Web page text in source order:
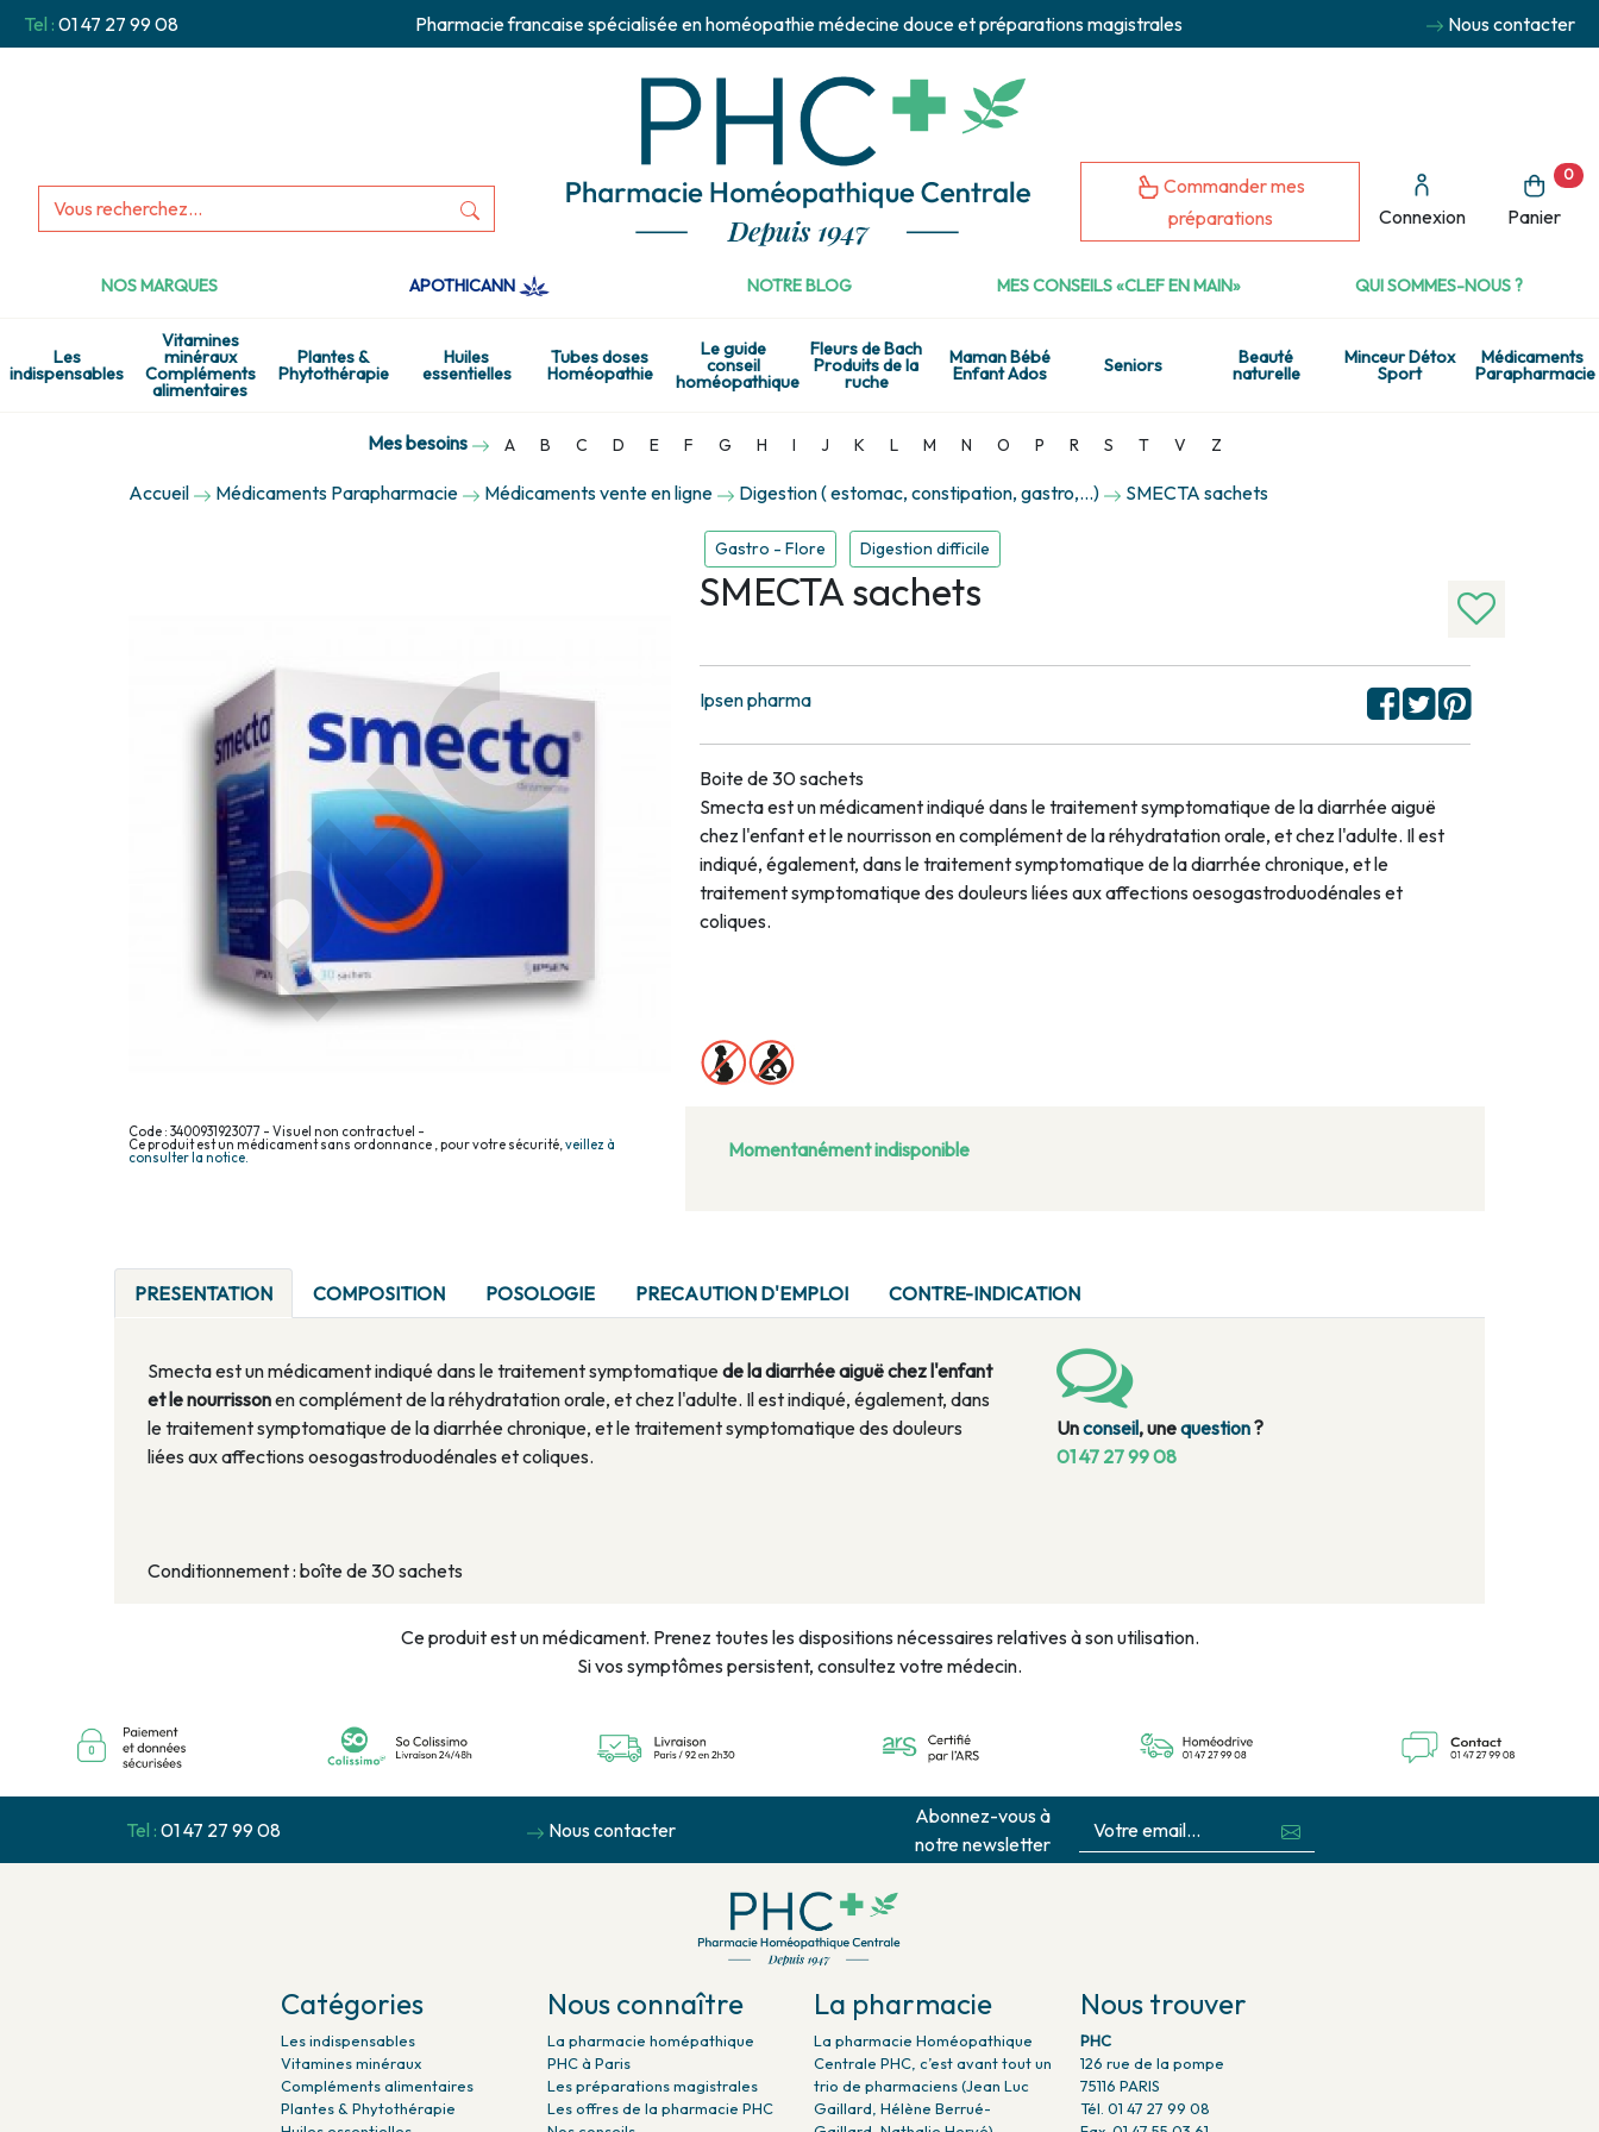
Tel : 01 47 27 99 08 Pharmacie francaise spécialisée en homéopathie médecine douce et préparations magistrales Nous contacter
Commander mes
préparations
Connexion Panier
0
NOS MARQUES APOTHICANN NOTRE BLOG MES CONSEILS «CLEF EN MAIN» QUI SOMMES-NOUS ?
Les
indispensables
Vitamines
minéraux
Compléments
alimentaires
Plantes &
Phytothérapie
Huiles
essentielles
Tubes doses
Homéopathie
Le guide
conseil
homéopathique
Fleurs de Bach
Produits de la
ruche
Maman Bébé
Enfant Ados Seniors Beauté
naturelle
Minceur Détox
Sport
Médicaments
Parapharmacie
Mes besoins A B C D E F G H I J K L M N O P R S T V Z
Accueil Médicaments Parapharmacie Médicaments vente en ligne Digestion ( estomac, constipation, gastro,...) SMECTA sachets
Code : 3400931923077 - Visuel non contractuel -
Ce produit est un médicament sans ordonnance , pour votre sécurité,veillez à
consulter la notice.
Gastro - Flore Digestion difficile
SMECTA sachets
Ipsen pharma
Boite de 30 sachets
Smecta est un médicament indiqué dans le traitement symptomatique de la diarrhée aiguë
chez l'enfant et le nourrisson en complément de la réhydratation orale, et chez l'adulte. Il est
indiqué, également, dans le traitement symptomatique de la diarrhée chronique, et le
traitement symptomatique des douleurs liées aux affections oesogastroduodénales et
coliques.
Momentanément indisponible
PRESENTATION COMPOSITION POSOLOGIE PRECAUTION D'EMPLOI CONTRE-INDICATION
Smecta est un médicament indiqué dans le traitement symptomatiquede la diarrhée aiguë chez l'enfant
et le nourrissonen complément de la réhydratation orale, et chez l'adulte. Il est indiqué, également, dans
le traitement symptomatique de la diarrhée chronique, et le traitement symptomatique des douleurs
liées aux affections oesogastroduodénales et coliques.
Conditionnement : boîte de 30 sachets
Unconseil, unequestion?
01 47 27 99 08
Ce produit est un médicament. Prenez toutes les dispositions nécessaires relatives à son utilisation.
Si vos symptômes persistent, consultez votre médecin.
Tel : 01 47 27 99 08 Nous contacter
Abonnez-vous à
notre newsletter
Catégories
Les indispensables
Vitamines minéraux
Compléments alimentaires
Plantes & Phytothérapie
Nous connaître
La pharmacie homépathique
PHC à Paris
Les préparations magistrales
Les offres de la pharmacie PHC
La pharmacie
La pharmacie Homéopathique
Centrale PHC, c’est avant tout un
trio de pharmaciens (Jean Luc
Gaillard, Hélène Berrué-
Nous trouver
PHC
126 rue de la pompe
75116 PARIS
Tél. 01 47 27 99 08